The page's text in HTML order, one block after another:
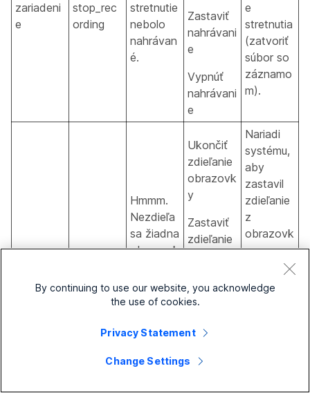
zariadeni
e
stop_rec
ording
stretnutie
nebolo
nahrávan
é.
Zastaviť
nahrávani
e
Vypnúť
nahrávani
e
e
stretnutia
(zatvoriť
súbor so
záznamo
m).
stop_scre
en_share
Hmmm.
Nezdieľa
sa žiadna
obrazovk
zdieľate
bezdrôto
skontroluj
aplikáciu
Ukončiť
zdieľanie
obrazovk
y
Zastaviť
zdieľanie
y
zdieľanie
y
Nariadi
systému,
aby
zastavil
zdieľanie
z
obrazovk
y
osobnéh
o
By continuing to use our website, you acknowledge
the use of cookies.
Privacy Statement
Change Settings